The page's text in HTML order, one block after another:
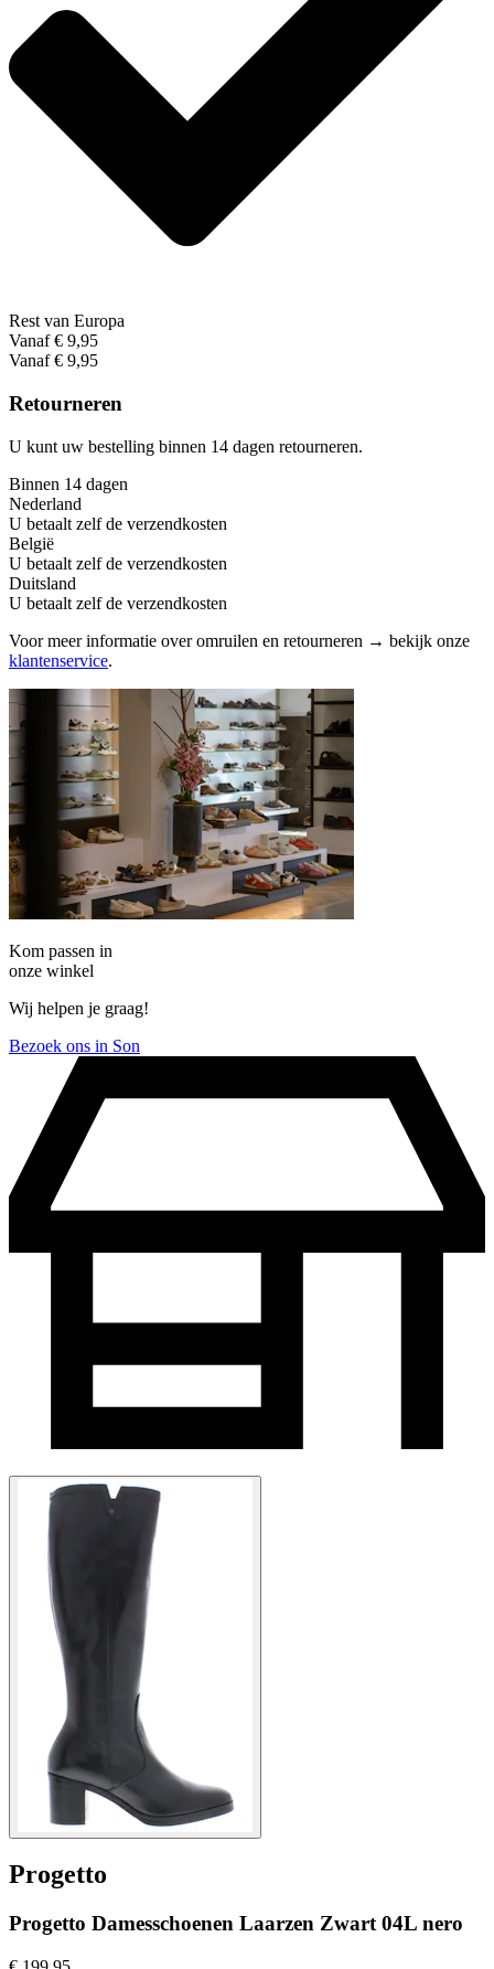
Rest van Europa
Vanaf € 9,95
Vanaf € 9,95
Retourneren
U kunt uw bestelling binnen 14 dagen retourneren.
Binnen 14 dagen
Nederland
U betaalt zelf de verzendkosten
België
U betaalt zelf de verzendkosten
Duitsland
U betaalt zelf de verzendkosten
Voor meer informatie over omruilen en retourneren → bekijk onze
klantenservice.
Kom passen in
onze winkel
Wij helpen je graag!
Bezoek ons in Son
Progetto
Progetto Damesschoenen Laarzen Zwart 04L nero